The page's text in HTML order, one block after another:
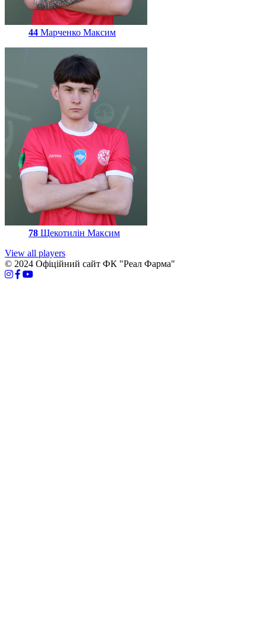
44 Марченко Максим
78 Щекотилін Максим
View all players
© 2024 Офіційний сайт ФК "Реал Фарма"